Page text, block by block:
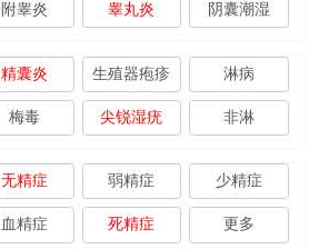
附睾炎 睾丸炎 阴囊潮湿
精囊炎 生殖器疱疹 淋病
梅毒 尖锐湿疣 非淋
无精症 弱精症 少精症
血精症 死精症 更多